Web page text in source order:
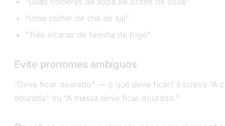
“Uma colher de chá de sal”
“Três xícaras de farinha de trigo”
Evite pronomes ambíguos
“Deve ficar dourado” — o quê deve ficar? Escreva “A
dourada” ou “A massa deve ficar dourada.”